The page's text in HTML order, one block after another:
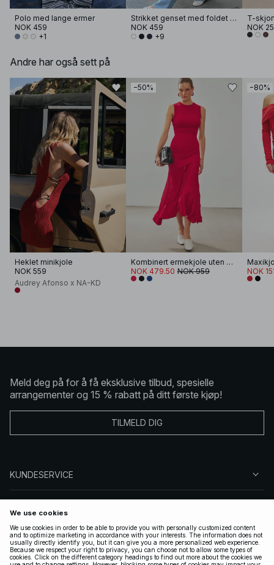
Polo med lange ermer
NOK 459
+1
Strikket genset med foldet erme
NOK 459
+9
T-
NOK
Andre har også sett på
Heklet minikjole
NOK 559
Audrey Afonso x NA-KD
−50%
Kombinert ermekjole uten ermer
NOK 479.50 NOK 959
−80%
NOK
Meld deg på for å få eksklusive tilbud, spesielle
arrangementer og 15 % rabatt på ditt første kjøp!
TILMELD DIG
KUNDESERVICE
FØLG OSS